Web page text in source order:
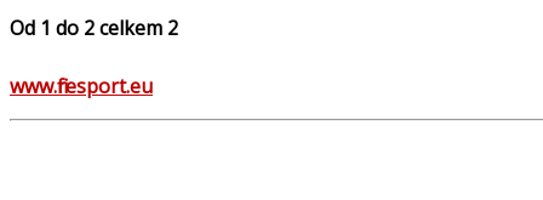
Od 1 do 2 celkem 2
www.firesport.eu